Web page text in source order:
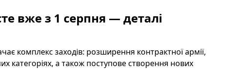
вже з 1 серпня — деталі
комплекс заходів: розширення контрактної армії,
категоріях, а також поступове створення нових